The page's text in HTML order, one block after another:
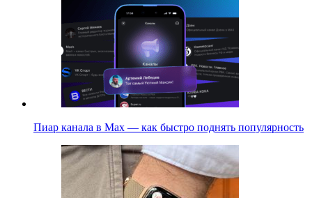
Пиар канала в Max — как быстро поднять популярность